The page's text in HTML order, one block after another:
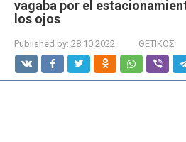
vagaba por el
los ojos
Published by: 28.10.2022 ΘΕΤΙΚΟΣ